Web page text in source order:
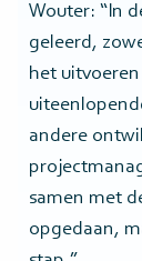
Wouter: “In
geleerd,
het
andere
samen met
opgedaan,